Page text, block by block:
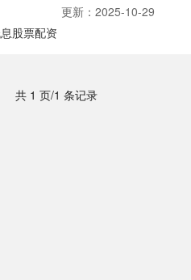
更新：2025-10-29
股票配资
共 1 页/1 条记录